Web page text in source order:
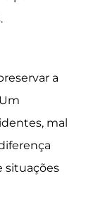
a
mal
situações